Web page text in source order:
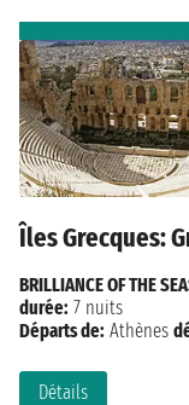
Îles Grecques:
Détails
BRILLIANCE OF THE
durée: 7 nuits
Départs de: Athènes